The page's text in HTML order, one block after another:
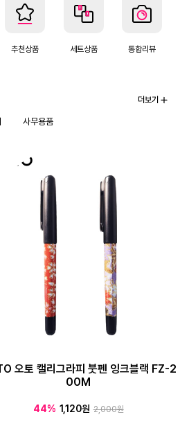
추천상품 세트상품 통합리뷰
더보기
사무용품
오토 캘리그라피 붓펜 잉크블랙 FZ-2
00M
44% 1,120원 2,000원